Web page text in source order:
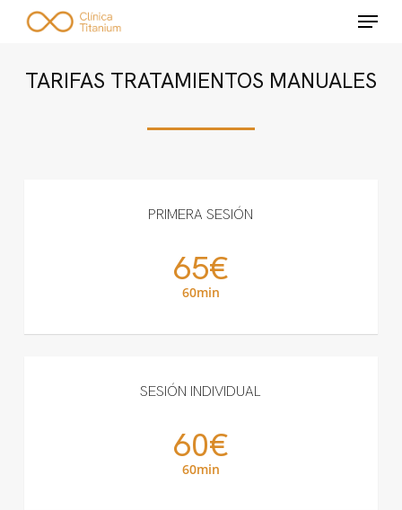
content
Menu
TARIFAS TRATAMIENTOS MANUALES
PRIMERA SESIÓN
65€
60min
SESIÓN INDIVIDUAL
60€
60min